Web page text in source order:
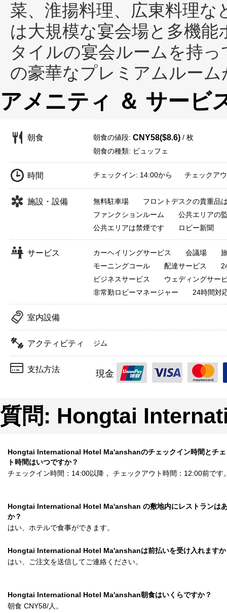
菜、淮揚料理、広東料理
は大規模な宴会場と多機
タイルの宴会ルームを持
の豪華なプレミアムルー
アメニティ ＆ サービ
朝食 朝食の値段: CNY58($8.6) / 枚
朝食の種類: ビュッフェ
時間 チェックイン: 14:00から チェックアウ
施設・設備 無料駐車場
フロントデスクの貴重品
ファンクションルーム
公共エリアの
公共エリアは禁煙です
ロビー新聞
サービス カーヘイリングサービス 会議場
モーニングコール
配達サービス
ビジネスサービス
ウェディングサー
非常勤ロビーマネージャー
24時間対
室内設備
アクティビティ ジム
支払方法 現金
質問: Hongtai
Hongtai International Hotel Ma'anshanのチェックイン時間とチェ
ト時間はいつですか？
チェックイン時間：14:00以降， チェックアウト時間：12:00前です
Hongtai International Hotel Ma'anshan の敷地内にレストランは
か？
はい、ホテルで食事ができます。
Hongtai International Hotel Ma'anshanは前払いを受け入れますか
はい、ご注文を送信してご連絡ください。
Hongtai International Hotel Ma'anshan朝食はいくらですか？
朝食 CNY58/人。